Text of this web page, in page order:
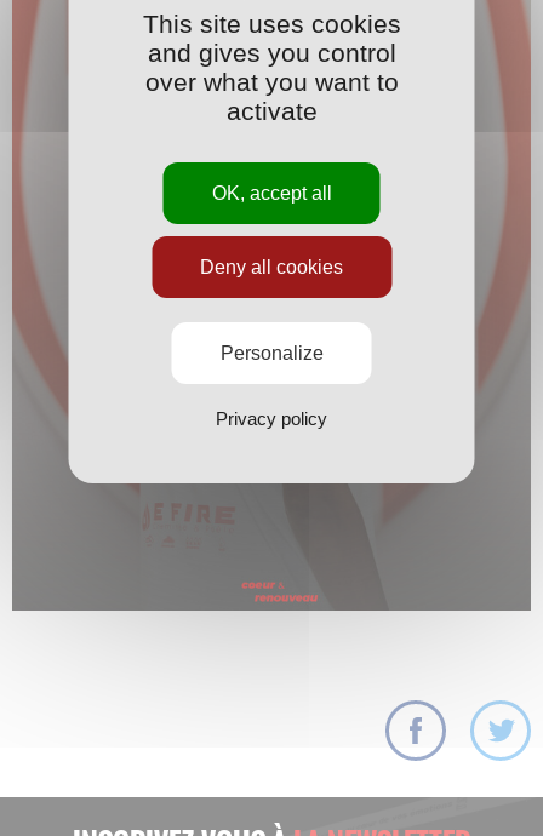
This site uses cookies
and gives you control
over what you want to
activate
OK, accept all
Deny all cookies
Personalize
Privacy policy